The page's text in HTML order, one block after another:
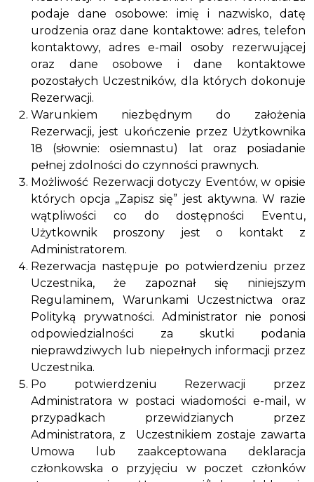
podaje dane osobowe: imię i nazwisko, datę
urodzenia oraz dane kontaktowe: adres, telefon
kontaktowy, adres e-mail osoby rezerwującej
oraz dane osobowe i dane kontaktowe
pozostałych Uczestników, dla których dokonuje
Rezerwacji.
Warunkiem niezbędnym do założenia
Rezerwacji, jest ukończenie przez Użytkownika
18 (słownie: osiemnastu) lat oraz posiadanie
pełnej zdolności do czynności prawnych.
Możliwość Rezerwacji dotyczy Eventów, w opisie
których opcja „Zapisz się” jest aktywna. W razie
wątpliwości co do dostępności Eventu,
Użytkownik proszony jest o kontakt z
Administratorem.
Rezerwacja następuje po potwierdzeniu przez
Uczestnika, że zapoznał się niniejszym
Regulaminem, Warunkami Uczestnictwa oraz
Polityką prywatności. Administrator nie ponosi
odpowiedzialności za skutki podania
nieprawdziwych lub niepełnych informacji przez
Uczestnika.
Po potwierdzeniu Rezerwacji przez
Administratora w postaci wiadomości e-mail, w
przypadkach przewidzianych przez
Administratora, z Uczestnikiem zostaje zawarta
Umowa lub zaakceptowana deklaracja
członkowska o przyjęciu w poczet członków